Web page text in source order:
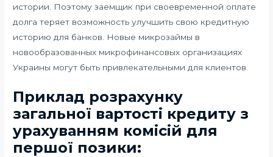
истории. Поэтому заемщик при своевременной оплате
долга теряет возможность улучшить свою кредитную
историю для банков. Новые микрозаймы в
новообразованных микрофинансовых организациях
Украины могут быть привлекательными для клиентов.
Приклад розрахунку
загальної вартості кредиту з
урахуванням комісій для
першої позики: